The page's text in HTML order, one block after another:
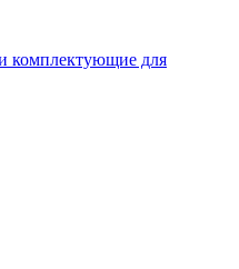
комплектующие для